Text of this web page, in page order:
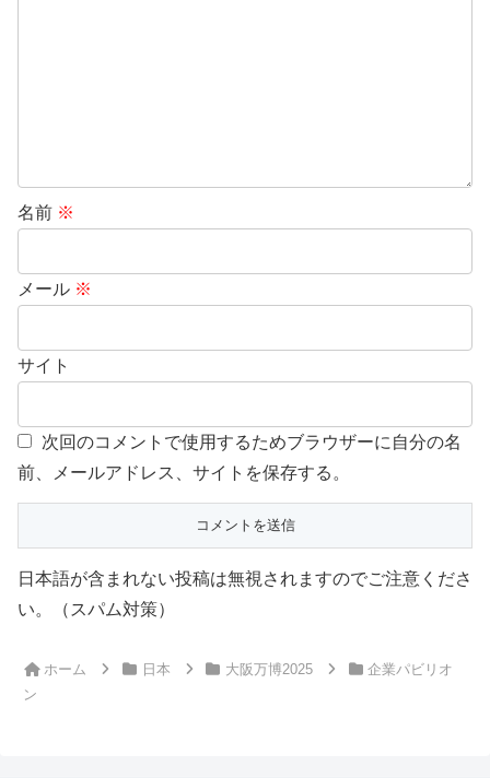
名前 ※
メール ※
サイト
次回のコメントで使用するためブラウザーに自分の名
前、メールアドレス、サイトを保存する。
日本語が含まれない投稿は無視されますのでご注意くださ
い。（スパム対策）
ホーム 日本 大阪万博2025
企業パビリオ
ン